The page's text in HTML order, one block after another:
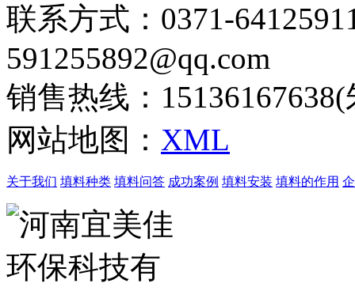
联系方式：0371-
591255892@qq.com
销售热线：
网站地图： XML
关于我们 填料种类 填料问答 成功案例 填料安装 填料的作用